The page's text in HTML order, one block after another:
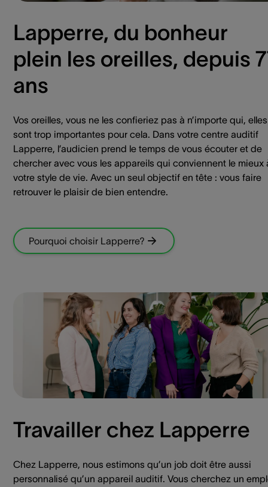
Lapperre, du bonheur
plein les oreilles, depuis
ans
Vos oreilles, vous ne les confieriez pas à n’importe qui, elles
sont trop importantes pour cela. Dans votre centre auditif
Lapperre, l’audicien prend le temps de vous écouter et de
chercher avec vous les appareils qui conviennent le mieux
votre style de vie. Avec un seul objectif en tête : vous faire
retrouver le plaisir de bien entendre.
Pourquoi choisir Lapperre?
Travailler chez Lapperre
Chez Lapperre, nous estimons qu’un job doit être aussi
personnalisé qu’un appareil auditif. Vous cherchez un